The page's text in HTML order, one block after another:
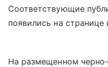
Соответствующие
появились на странице
На размещенном